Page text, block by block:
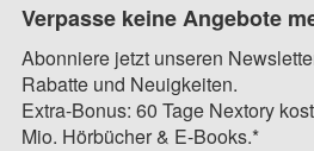
Verpasse keine Angebote
Abonniere jetzt unseren
Rabatte und Neuigkeiten.
Extra-Bonus: 60 Tage Nextory
Mio. Hörbücher & E-Books.*